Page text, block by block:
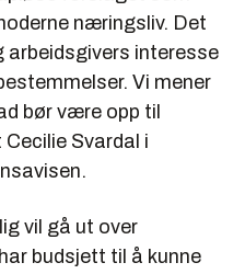
næringsliv. Det
arbeidsgivers interesse
Vi mener
bør være opp til
Svardal i
vil gå ut over
budsjett til å kunne